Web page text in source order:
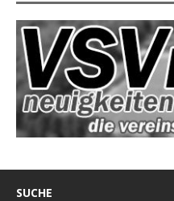
SUCHE